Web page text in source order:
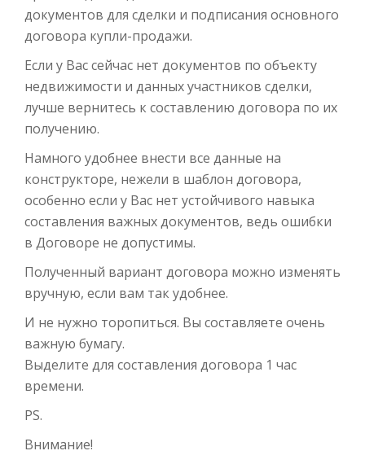
документов для сделки и подписания основного
договора купли-продажи.
Если у Вас сейчас нет документов по объекту
недвижимости и данных участников сделки,
лучше вернитесь к составлению договора по их
получению.
Намного удобнее внести все данные на
конструкторе, нежели в шаблон договора,
особенно если у Вас нет устойчивого навыка
составления важных документов, ведь ошибки
в Договоре не допустимы.
Полученный вариант договора можно изменять
вручную, если вам так удобнее.
И не нужно торопиться. Вы составляете очень
важную бумагу.
Выделите для составления договора 1 час
времени.
PS.
Внимание!